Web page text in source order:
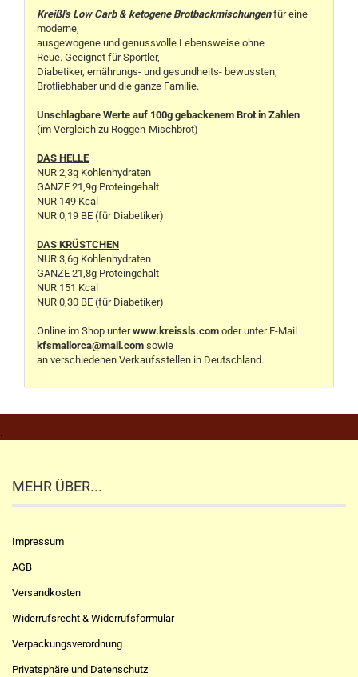
Kreißl's Low Carb & ketogene Brotbackmischungenfür eine
moderne,
ausgewogene und genussvolle Lebensweise ohne
Reue. Geeignet für Sportler,
Diabetiker, ernährungs- und gesundheits- bewussten,
Brotliebhaber und die ganze Familie.
Unschlagbare Werte auf 100g gebackenem Brot in Zahlen
(im Vergleich zu Roggen-Mischbrot)
DAS HELLE
NUR 2,3g Kohlenhydraten
GANZE 21,9g Proteingehalt
NUR 149 Kcal
NUR 0,19 BE (für Diabetiker)
DAS KRÜSTCHEN
NUR 3,6g Kohlenhydraten
GANZE 21,8g Proteingehalt
NUR 151 Kcal
NUR 0,30 BE (für Diabetiker)
Online im Shop unterwww.kreissls.com oder unter E-Mail
kfsmallorca@mail.com sowie
an verschiedenen Verkaufsstellen in Deutschland.
.
MEHR ÜBER...
Impressum
AGB
Versandkosten
Widerrufsrecht & Widerrufsformular
Verpackungsverordnung
Privatsphäre und Datenschutz